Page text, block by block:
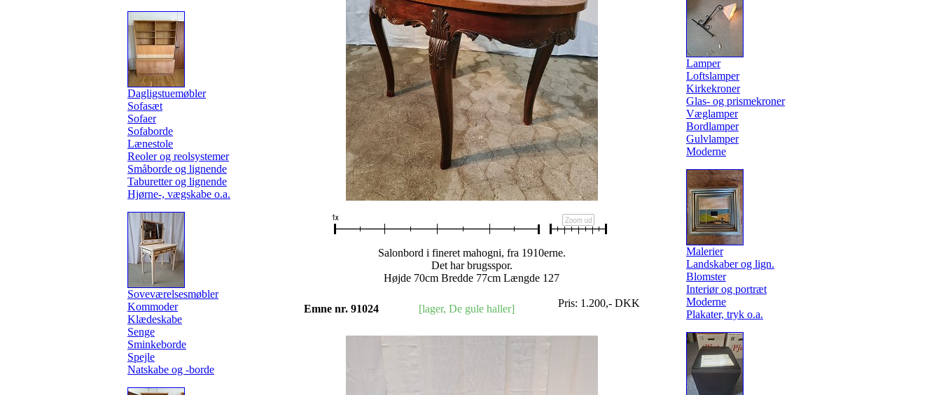
Dagligstuemøbler
Sofasæt
Sofaer
Sofaborde
Lænestole
Reoler og reolsystemer
Småborde og lignende
Taburetter og lignende
Hjørne-, vægskabe o.a.
Soveværelsesmøbler
Kommoder
Klædeskabe
Senge
Sminkeborde
Spejle
Natskabe og -borde
Salonbord i fineret mahogni, fra 1910erne.
Det har brugsspor.
Højde 70cm Bredde 77cm Længde 127
Emne nr. 91024 [lager, De gule haller] Pris: 1.200,- DKK
Lamper
Loftslamper
Kirkekroner
Glas- og prismekroner
Væglamper
Bordlamper
Gulvlamper
Moderne
Malerier
Landskaber og lign.
Blomster
Interiør og portræt
Moderne
Plakater, tryk o.a.